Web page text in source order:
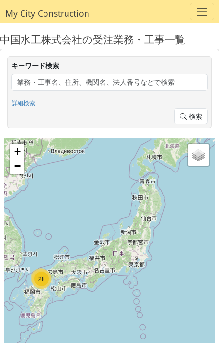
My City Construction
中国水工株式会社の受注業務・工事一覧
キーワード検索
詳細検索
検索
29
13
28
+
−